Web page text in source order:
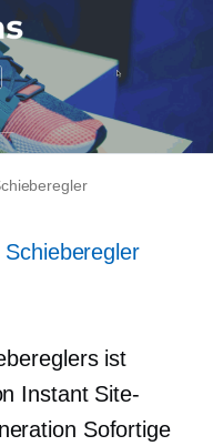
ist
Instant Site-
Sofortige